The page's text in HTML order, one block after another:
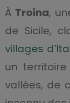
À Troina,
de Sicile,
villages
un
vallées, de